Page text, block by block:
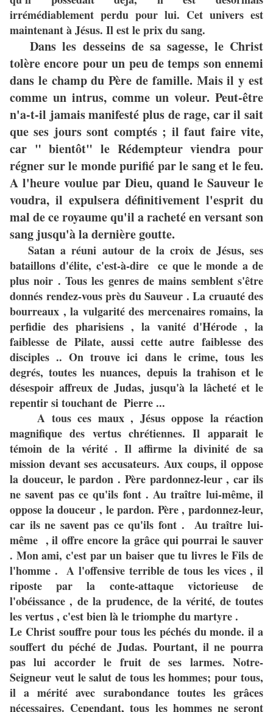
irrémédiablement perdu pour lui. Cet univers est
maintenant à Jésus. Il est le prix du sang.
Dans les desseins de sa sagesse, le Christ
tolère encore pour un peu de temps son ennemi
dans le champ du Père de famille. Mais il y est
comme un intrus, comme un voleur. Peut-être
n'a-t-il jamais manifesté plus de rage, car il sait
que ses jours sont comptés ; il faut faire vite,
car " bientôt" le Rédempteur viendra pour
régner sur le monde purifié par le sang et le feu.
A l'heure voulue par Dieu, quand le Sauveur le
voudra, il expulsera définitivement l'esprit du
mal de ce royaume qu'il a racheté en versant son
sang jusqu'à la dernière goutte.
Satan a réuni autour de la croix de Jésus, ses
bataillons d'élite, c'est-à-dire ce que le monde a de
plus noir . Tous les genres de mains semblent s'être
donnés rendez-vous près du Sauveur . La cruauté des
bourreaux , la vulgarité des mercenaires romains, la
perfidie des pharisiens , la vanité d'Hérode , la
faiblesse de Pilate, aussi cette autre faiblesse des
disciples .. On trouve ici dans le crime, tous les
degrés, toutes les nuances, depuis la trahison et le
désespoir affreux de Judas, jusqu'à la lâcheté et le
repentir si touchant de Pierre ...
A tous ces maux , Jésus oppose la réaction
magnifique des vertus chrétiennes. Il apparait le
témoin de la vérité . Il affirme la divinité de sa
mission devant ses accusateurs. Aux coups, il oppose
la douceur, le pardon . Père pardonnez-leur , car ils
ne savent pas ce qu'ils font . Au traître lui-même, il
oppose la douceur , le pardon. Père , pardonnez-leur,
car ils ne savent pas ce qu'ils font . Au traître lui-
même , il offre encore la grâce qui pourrai le sauver
. Mon ami, c'est par un baiser que tu livres le Fils de
l'homme . A l'offensive terrible de tous les vices , il
riposte par la conte-attaque victorieuse de
l'obéissance , de la prudence, de la vérité, de toutes
les vertus , c'est bien là le triomphe du martyre .
Le Christ souffre pour tous les péchés du monde. il a
souffert du péché de Judas. Pourtant, il ne pourra
pas lui accorder le fruit de ses larmes. Notre-
Seigneur veut le salut de tous les hommes; pour tous,
il a mérité avec surabondance toutes les grâces
nécessaires. Cependant, tous les hommes ne seront